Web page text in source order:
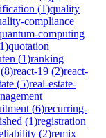
(1)quality
compliance
computing
1)quotation
(1)ranking
(8)react-19 (2)react-
(5)real-estate-
(6)recurring-
(1)registration
(2)remix